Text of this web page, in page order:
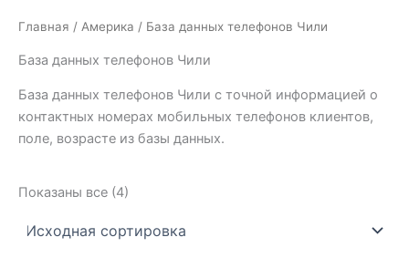
Главная / Америка / База данных телефонов Чили
База данных телефонов Чили
База данных телефонов Чили с точной информацией о
контактных номерах мобильных телефонов клиентов,
поле, возрасте из базы данных.
Показаны все (4)